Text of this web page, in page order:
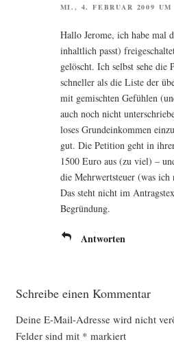
MI., 4. FEBRUAR 2009 UM
Hal­lo Jero­me, ich habe mal
inhalt­lich passt)
gelöscht. Ich selbst sehe die
schnel­ler als die Lis­te der
mit gemisch­ten Gefüh­len
auch noch nicht
lo­ses Grund­ein­kom­men
gut. Die Peti­ti­on geht in
1500 Euro aus (zu viel) –
die Mehr­wert­steu­er (was
Das steht nicht im
Begründung.
Antworten
Schreibe einen Kommentar
Deine E-Mail-Adresse wird nicht
Felder sind mit * markiert